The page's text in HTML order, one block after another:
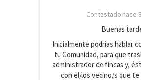
Contestado hace
Buenas
Inicialmente podrías hablar
tu Comunidad, para que
administrador de fincas y,
con el/los vecino/s que te